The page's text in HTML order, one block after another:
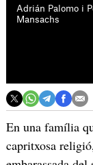
Adrián Palomo i
Mansachs
En una família
capritxosa